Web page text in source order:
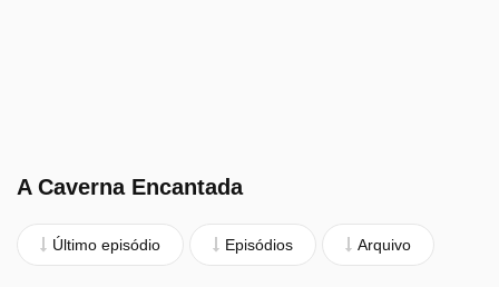
A Caverna Encantada
Último episódio Episódios Arquivo